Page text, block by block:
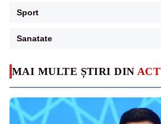
MAI MULTE ȘTIRI DIN
Sport
Sanatate